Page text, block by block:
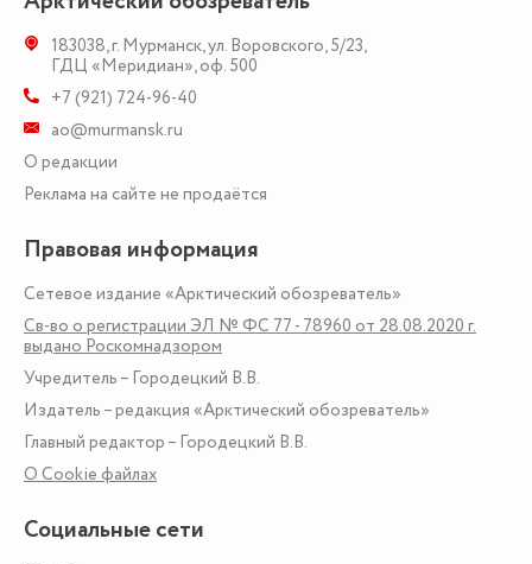
183038,г. Мурманск,ул. Воровского, 5/23,
ГДЦ «Меридиан», оф. 500
+7 (921) 724-96-40
ao@murmansk.ru
О редакции
Реклама на сайте не продаётся
Правовая информация
Сетевое издание «Арктический обозреватель»
Св-во о регистрации ЭЛ № ФС 77 - 78960 от 28.08.2020 г.
выдано Роскомнадзором
Учредитель – Городецкий В.В.
Издатель – редакция «Арктический обозреватель»
Главный редактор – Городецкий В.В.
О Сookie файлах
Социальные сети